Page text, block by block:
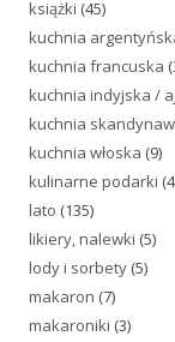
książki (45)
kuchnia
kuchnia francuska
kuchnia indyjska /
kuchnia
kuchnia włoska (9)
kulinarne podarki
lato (135)
likiery, nalewki (5)
lody i sorbety (5)
makaron (7)
makaroniki (3)